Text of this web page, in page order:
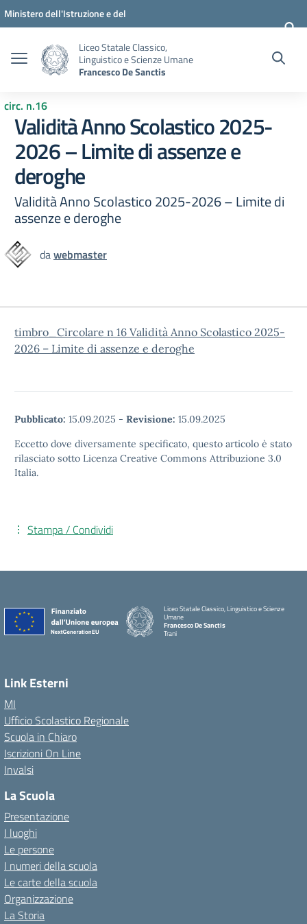
Vai ai contenuti
Vai al menu di navigazione
Vai al footer
Ministero dell'Istruzione e del
Liceo Statale Classico,
Linguistico e Scienze Umane
Francesco De Sanctis
circ. n.16
Validità Anno Scolastico 2025-
2026 – Limite di assenze e
deroghe
Validità Anno Scolastico 2025-2026 – Limite di
assenze e deroghe
dawebmaster
timbro_Circolare n 16 Validità Anno Scolastico 2025-
2026 – Limite di assenze e deroghe
Pubblicato: 15.09.2025 - Revisione: 15.09.2025
Eccetto dove diversamente specificato, questo articolo è stato
rilasciato sotto Licenza Creative Commons Attribuzione 3.0
Italia.
Stampa / Condividi
Liceo Statale Classico, Linguistico e Scienze
Umane
Francesco De Sanctis
Trani
Link Esterni
MI
Ufficio Scolastico Regionale
Scuola in Chiaro
Iscrizioni On Line
Invalsi
La Scuola
Presentazione
I luoghi
Le persone
I numeri della scuola
Le carte della scuola
Organizzazione
La Storia